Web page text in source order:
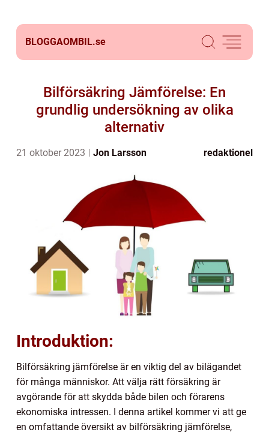
BLOGGAOMBIL.se
Bilförsäkring Jämförelse: En
grundlig undersökning av olika
alternativ
21 oktober 2023 Jon Larsson redaktionel
Introduktion:
Bilförsäkring jämförelse är en viktig del av bilägandet
för många människor. Att välja rätt försäkring är
avgörande för att skydda både bilen och förarens
ekonomiska intressen. I denna artikel kommer vi att ge
en omfattande översikt av bilförsäkring jämförelse,